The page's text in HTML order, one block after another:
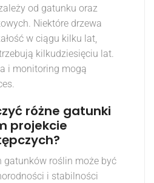
od gatunku oraz
Niektóre drzewa
w ciągu kilku lat,
kilkudziesięciu lat.
i monitoring mogą
różne gatunki
projekcie
gatunków roślin może być
i stabilności